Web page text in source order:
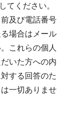
てください。
及び電話番号
場合はメール
これらの個人
いた方への内
する回答のた
一切ありませ